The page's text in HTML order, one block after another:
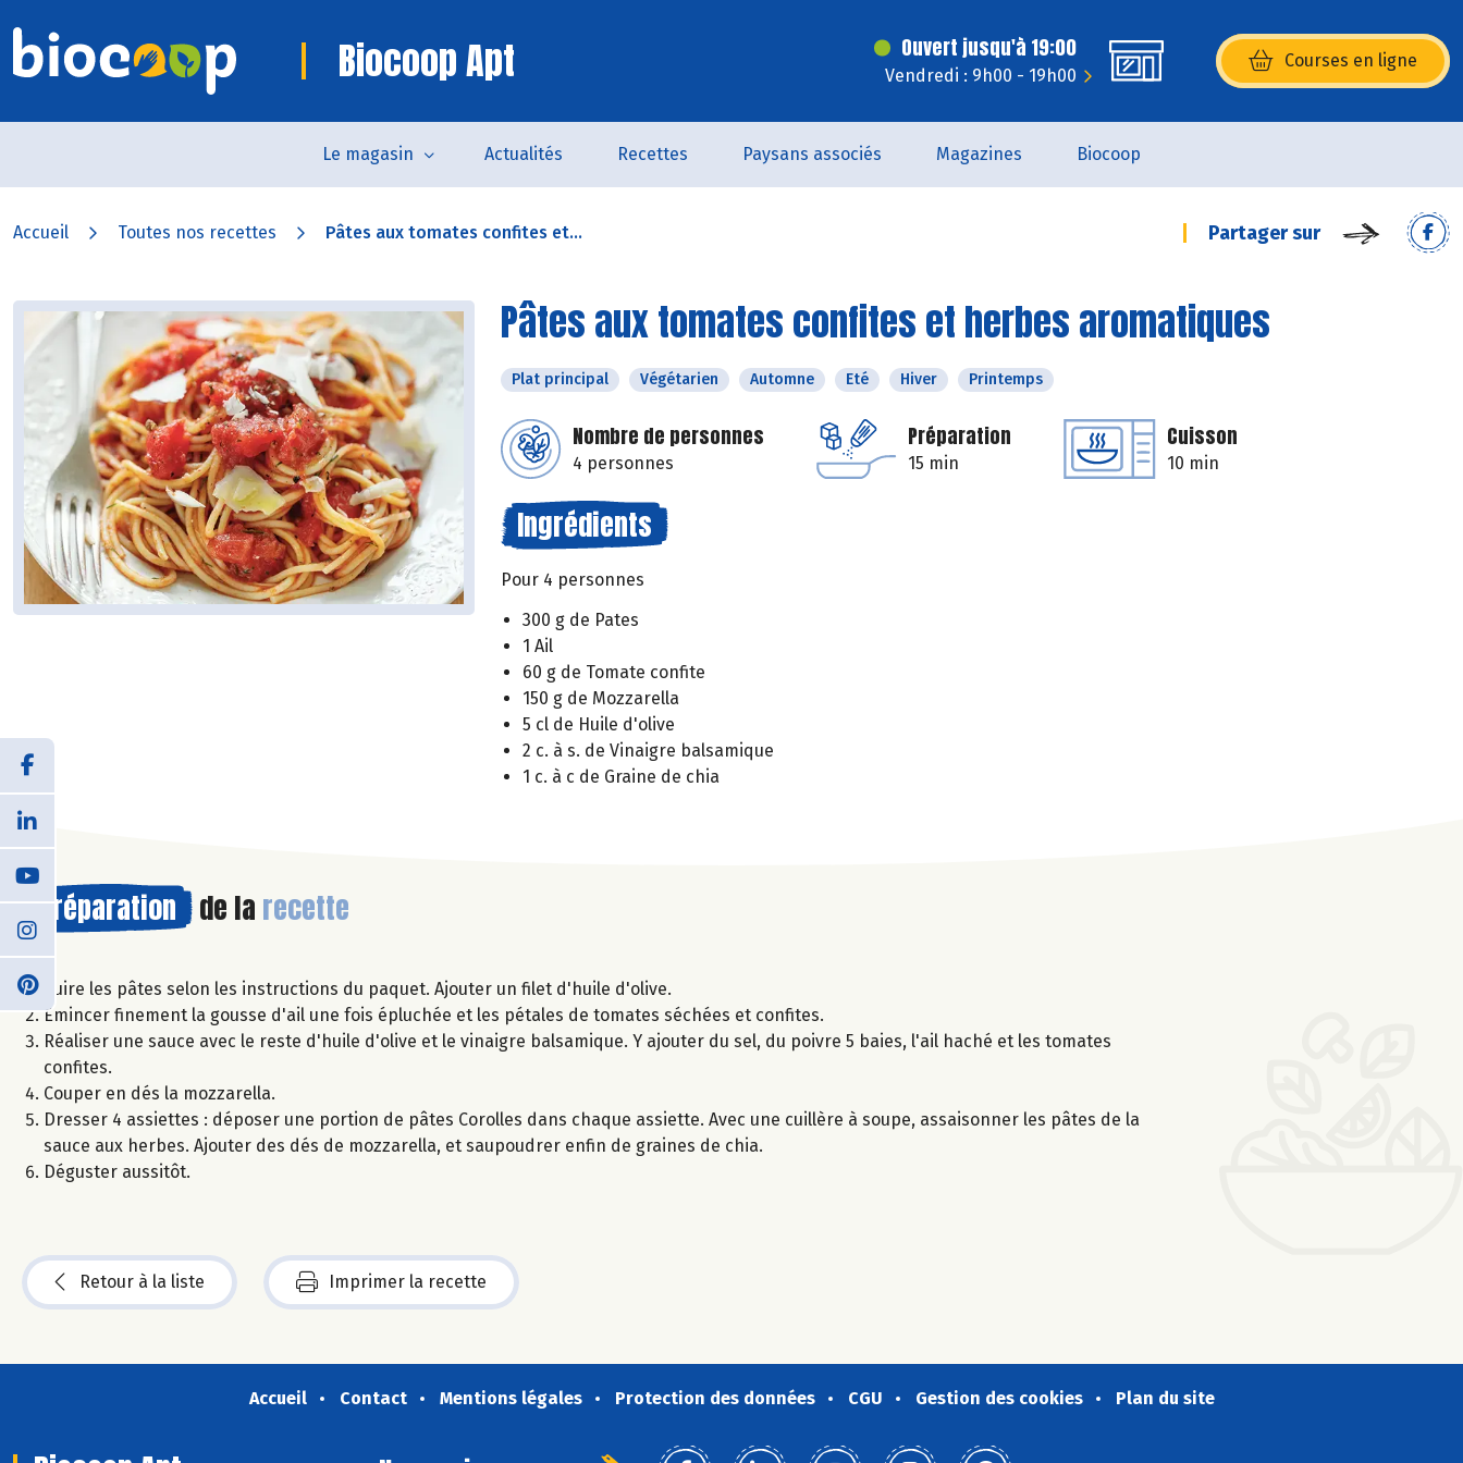
Biocoop Apt Ouvert jusqu'à 19:00
Vendredi : 9h00 - 19h00
Courses en ligne
(s’ouvre dans une nouvelle
Le magasin Actualités Recettes Paysans associés Magazines Biocoop
Accueil Toutes nos recettes Pâtes aux tomates confites et... Partager sur
Pâtes aux tomates confites et herbes aromatiques
Plat principal Végétarien Automne Eté Hiver Printemps
Nombre de personnes
4 personnes
Préparation
15 min
Cuisson
10 min
Ingrédients
Pour 4 personnes
300 g de Pates
1 Ail
60 g de Tomate confite
150 g de Mozzarella
5 cl de Huile d'olive
2 c. à s. de Vinaigre balsamique
1 c. à c de Graine de chia
Préparation de la recette
Cuire les pâtes selon les instructions du paquet. Ajouter un filet d'huile d'olive.
Emincer finement la gousse d'ail une fois épluchée et les pétales de tomates séchées et confites.
Réaliser une sauce avec le reste d'huile d'olive et le vinaigre balsamique. Y ajouter du sel, du poivre 5 baies, l'ail haché et les tomates
confites.
Couper en dés la mozzarella.
Dresser 4 assiettes : déposer une portion de pâtes Corolles dans chaque assiette. Avec une cuillère à soupe, assaisonner les pâtes de la
sauce aux herbes. Ajouter des dés de mozzarella, et saupoudrer enfin de graines de chia.
Déguster aussitôt.
Retour à la liste Imprimer la recette
Accueil Contact Mentions légales Protection des données CGU Gestion des cookies Plan du site